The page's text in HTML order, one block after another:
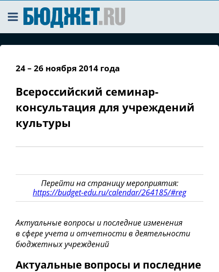
24 – 26 ноября 2014 года
Всероссийский семинар-
консультация для учреждений
культуры
Перейти на страницу мероприятия:
https://budget-edu.ru/calendar/264185/#reg
Актуальные вопросы и последние изменения
в сфере учета и отчетности в деятельности
бюджетных учреждений
Актуальные вопросы и последние